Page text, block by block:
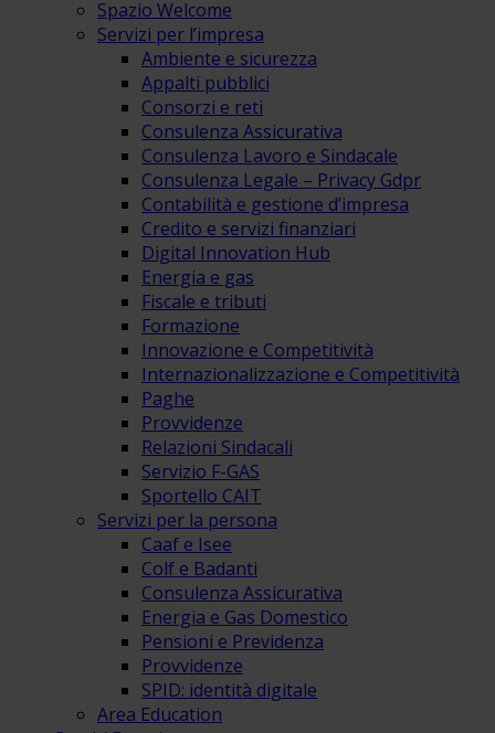
Spazio Welcome
Servizi per l’impresa
Ambiente e sicurezza
Appalti pubblici
Consorzi e reti
Consulenza Assicurativa
Consulenza Lavoro e Sindacale
Consulenza Legale – Privacy Gdpr
Contabilità e gestione d’impresa
Credito e servizi finanziari
Digital Innovation Hub
Energia e gas
Fiscale e tributi
Formazione
Innovazione e Competitività
Internazionalizzazione e Competitività
Paghe
Provvidenze
Relazioni Sindacali
Servizio F-GAS
Sportello CAIT
Servizi per la persona
Caaf e Isee
Colf e Badanti
Consulenza Assicurativa
Energia e Gas Domestico
Pensioni e Previdenza
Provvidenze
SPID: identità digitale
Area Education